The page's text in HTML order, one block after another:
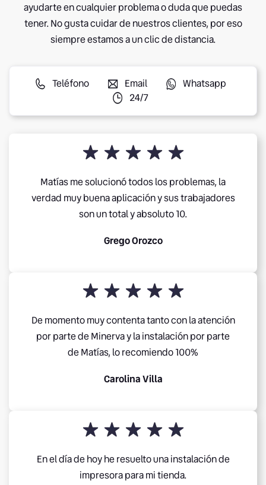
ayudarte en cualquier problema o duda que puedas
tener. No gusta cuidar de nuestros clientes, por eso
siempre estamos a un clic de distancia.
Teléfono Email
Whatsapp
24/7
Matías me solucionó todos los problemas, la
verdad muy buena aplicación y sus trabajadores
son un total y absoluto 10.
Grego Orozco
De momento muy contenta tanto con la atención
por parte de Minerva y la instalación por parte
de Matías, lo recomiendo 100%
Carolina Villa
En el día de hoy he resuelto una instalación de
impresora para mi tienda.